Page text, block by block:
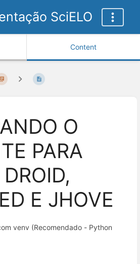
SciELO
Content
O
PARA
E JHOVE
venv (Recomendado - Python